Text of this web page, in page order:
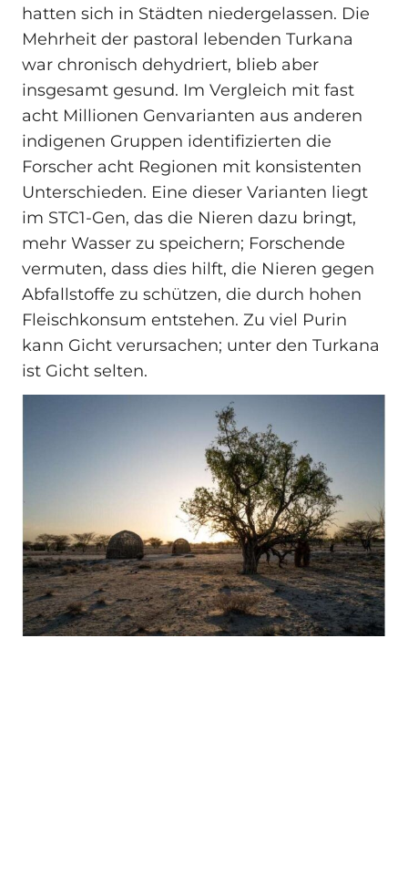
hatten sich in Städten niedergelassen. Die
Mehrheit der pastoral lebenden Turkana
war chronisch dehydriert, blieb aber
insgesamt gesund. Im Vergleich mit fast
acht Millionen Genvarianten aus anderen
indigenen Gruppen identifizierten die
Forscher acht Regionen mit konsistenten
Unterschieden. Eine dieser Varianten liegt
im STC1-Gen, das die Nieren dazu bringt,
mehr Wasser zu speichern; Forschende
vermuten, dass dies hilft, die Nieren gegen
Abfallstoffe zu schützen, die durch hohen
Fleischkonsum entstehen. Zu viel Purin
kann Gicht verursachen; unter den Turkana
ist Gicht selten.